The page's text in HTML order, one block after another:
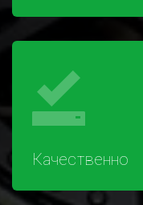
Качественно